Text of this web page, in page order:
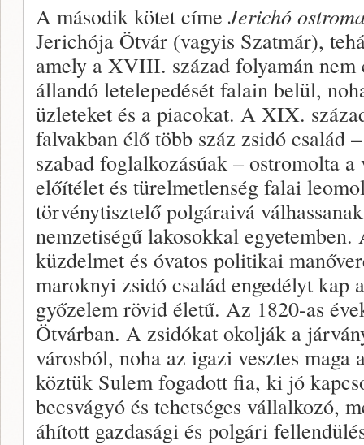
A második kötet címe Jerichó
Jerichója Ötvár (vagyis Szatmár),
amely a XVIII. század folyamán nem
állandó letelepedését falain belül,
üzleteket és a piacokat. A XIX.
falvakban élő több száz zsidó család
szabad foglalkozásúak – ostromolta
előítélet és türelmetlenség falai
törvénytisztelő polgáraivá
nemzetiségű lakosokkal
küzdelmet és óvatos politikai
maroknyi zsidó család engedélyt kap
győzelem rövid életű. Az 1820-as
Ötvárban. A zsidókat okolják a
városból, noha az igazi vesztes
köztük Sulem fogadott fia, ki jó
becsvágyó és tehetséges vállalkozó,
áhított gazdasági és polgári